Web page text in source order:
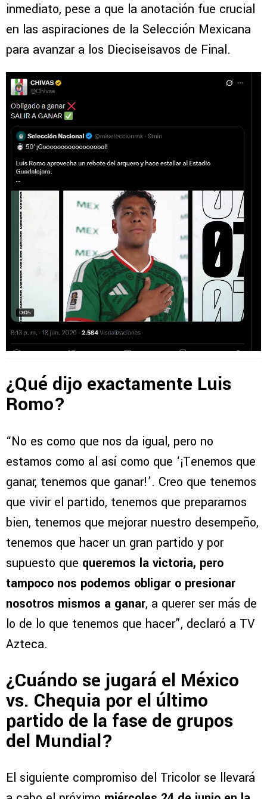
inmediato, pese a que la anotación fue crucial
en las aspiraciones de la Selección Mexicana
para avanzar a los Dieciseisavos de Final.
¿Qué dijo exactamente Luis
Romo?
“No es como que nos da igual, pero no
estamos como al así como que ‘¡Tenemos que
ganar, tenemos que ganar!’. Creo que tenemos
que vivir el partido, tenemos que prepararnos
bien, tenemos que mejorar nuestro desempeño,
tenemos que hacer un gran partido y por
supuesto que queremos la victoria, pero
tampoco nos podemos obligar o presionar
nosotros mismos a ganar, a querer ser más de
lo de lo que tenemos que hacer”, declaró a TV
Azteca.
¿Cuándo se jugará el México
vs. Chequia por el último
partido de la fase de grupos
del Mundial?
El siguiente compromiso del Tricolor se llevará